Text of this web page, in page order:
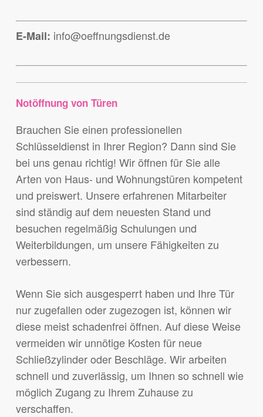
E-Mail: info@oeffnungsdienst.de
Notöffnung von Türen
Brauchen Sie einen professionellen
Schlüsseldienst in Ihrer Region? Dann sind Sie
bei uns genau richtig! Wir öffnen für Sie alle
Arten von Haus- und Wohnungstüren kompetent
und preiswert. Unsere erfahrenen Mitarbeiter
sind ständig auf dem neuesten Stand und
besuchen regelmäßig Schulungen und
Weiterbildungen, um unsere Fähigkeiten zu
verbessern.
Wenn Sie sich ausgesperrt haben und Ihre Tür
nur zugefallen oder zugezogen ist, können wir
diese meist schadenfrei öffnen. Auf diese Weise
vermeiden wir unnötige Kosten für neue
Schließzylinder oder Beschläge. Wir arbeiten
schnell und zuverlässig, um Ihnen so schnell wie
möglich Zugang zu Ihrem Zuhause zu
verschaffen.